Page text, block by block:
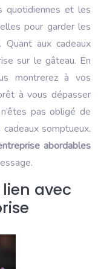
quotidiennes et les
pour garder les
Quant aux cadeaux
sur le gâteau. En
montrerez à vos
à vous dépasser
pas obligé de
somptueux.
abordables
avec